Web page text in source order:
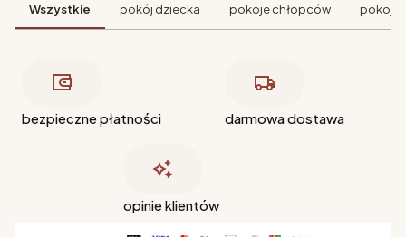
Wszystkie pokój dziecka pokoje chłopców pokoje
bezpieczne płatności darmowa dostawa
opinie klientów